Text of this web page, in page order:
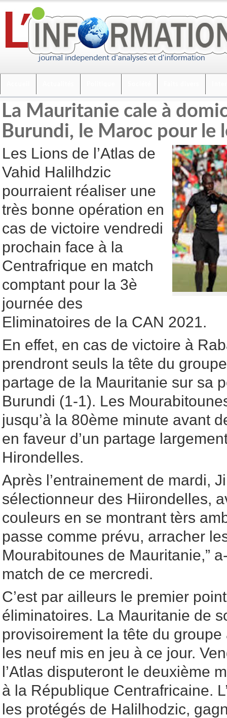
La Mauritanie cale à
Burundi, le Maroc pour le
Les Lions de l’Atlas de
Vahid Halilhdzic
pourraient réaliser une
très bonne opération en
cas de victoire vendredi
prochain face à la
Centrafrique en match
comptant pour la 3è
journée des
Eliminatoires de la CAN 2021.
En effet, en cas de victoire à
prendront seuls la tête du
partage de la Mauritanie sur sa
Burundi (1-1). Les
jusqu’à la 80ème minute avant
en faveur d’un partage
Hirondelles.
Après l’entrainement de mardi,
sélectionneur des Hiirondelles,
couleurs en se montrant tèrs
passe comme prévu, arracher
Mourabitounes de Mauritanie,”
match de ce mercredi.
C’est par ailleurs le premier
éliminatoires. La Mauritanie de
provisoirement la tête du
les neuf mis en jeu à ce jour.
l’Atlas disputeront le deuxième
à la République Centrafricaine.
les protégés de Halilhodzic,